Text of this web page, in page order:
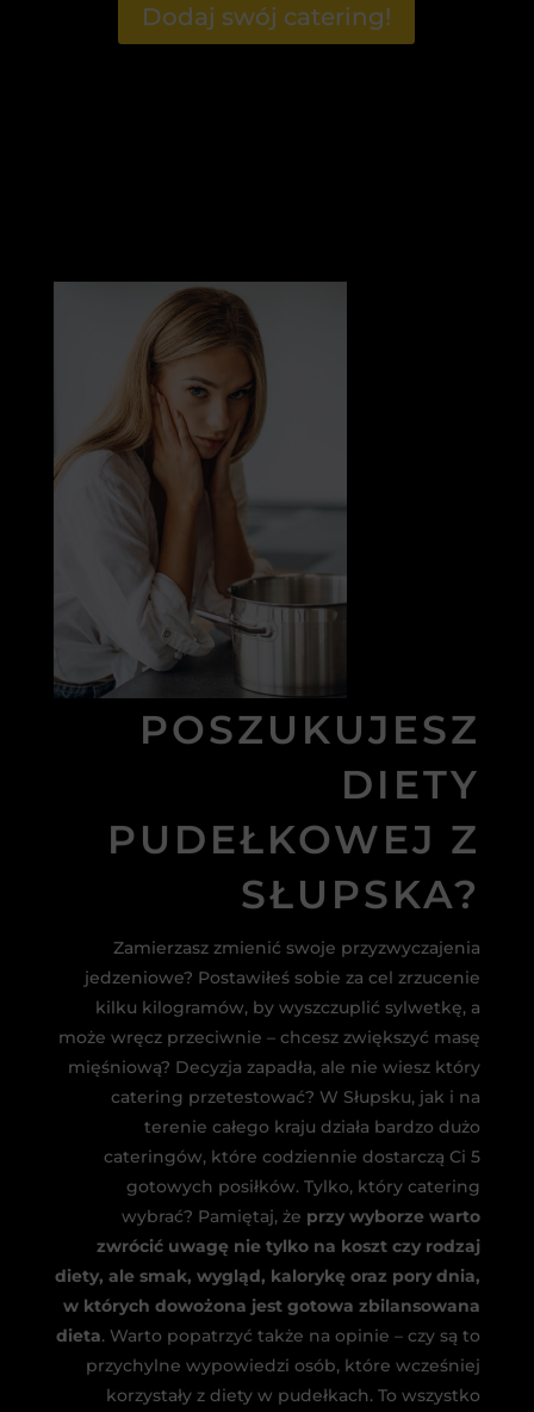
Dodaj swój catering!
POSZUKUJESZ
DIETY
PUDEŁKOWEJ Z
SŁUPSKA?
Zamierzasz zmienić swoje przyzwyczajenia
jedzeniowe? Postawiłeś sobie za cel zrzucenie
kilku kilogramów, by wyszczuplić sylwetkę, a
może wręcz przeciwnie – chcesz zwiększyć masę
mięśniową? Decyzja zapadła, ale nie wiesz który
catering przetestować? W Słupsku, jak i na
terenie całego kraju działa bardzo dużo
cateringów, które codziennie dostarczą Ci 5
gotowych posiłków. Tylko, który catering
wybrać? Pamiętaj, że przy wyborze warto
zwrócić uwagę nie tylko na koszt czy rodzaj
diety, ale smak, wygląd, kalorykę oraz pory dnia,
w których dowożona jest gotowa zbilansowana
dieta. Warto popatrzyć także na opinie – czy są to
przychylne wypowiedzi osób, które wcześniej
korzystały z diety w pudełkach. To wszystko